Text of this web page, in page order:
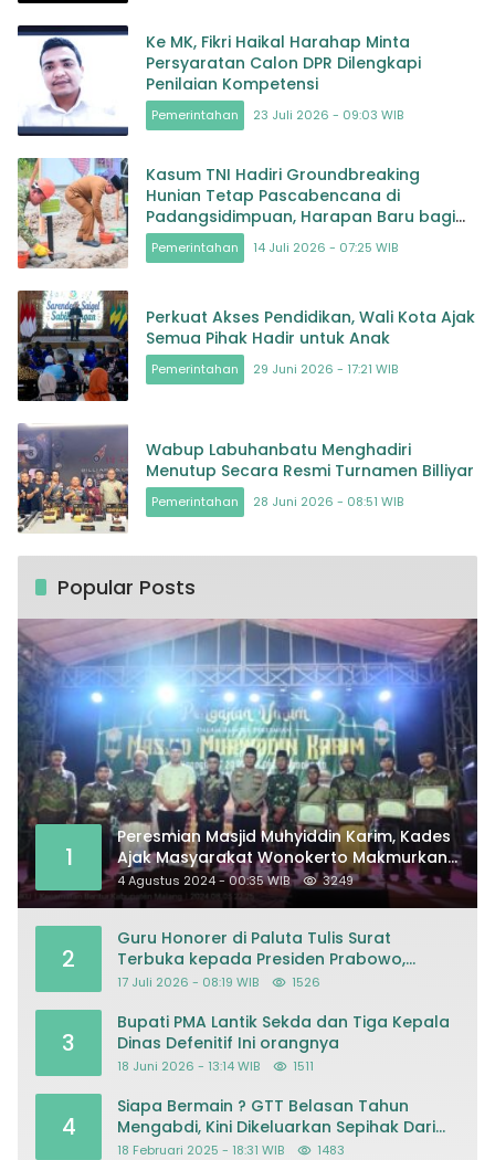
Ke MK, Fikri Haikal Harahap Minta
Persyaratan Calon DPR Dilengkapi
Penilaian Kompetensi
Pemerintahan 23 Juli 2026 - 09:03 WIB
Kasum TNI Hadiri Groundbreaking
Hunian Tetap Pascabencana di
Padangsidimpuan, Harapan Baru bagi
Penyintas
Pemerintahan 14 Juli 2026 - 07:25 WIB
Perkuat Akses Pendidikan, Wali Kota Ajak
Semua Pihak Hadir untuk Anak
Pemerintahan 29 Juni 2026 - 17:21 WIB
Wabup Labuhanbatu Menghadiri
Menutup Secara Resmi Turnamen Billiyar
Pemerintahan 28 Juni 2026 - 08:51 WIB
Popular Posts
1
Peresmian Masjid Muhyiddin Karim, Kades
Ajak Masyarakat Wonokerto Makmurkan
Masjid
4 Agustus 2024 - 00:35 WIB 3249
2
Guru Honorer di Paluta Tulis Surat
Terbuka kepada Presiden Prabowo,
Mohon Keadilan atas Dugaan
17 Juli 2026 - 08:19 WIB 1526
3
Bupati PMA Lantik Sekda dan Tiga Kepala
Dinas Defenitif Ini orangnya
18 Juni 2026 - 13:14 WIB 1511
4
Siapa Bermain ? GTT Belasan Tahun
Mengabdi, Kini Dikeluarkan Sepihak Dari
Dapodik
18 Februari 2025 - 18:31 WIB 1483